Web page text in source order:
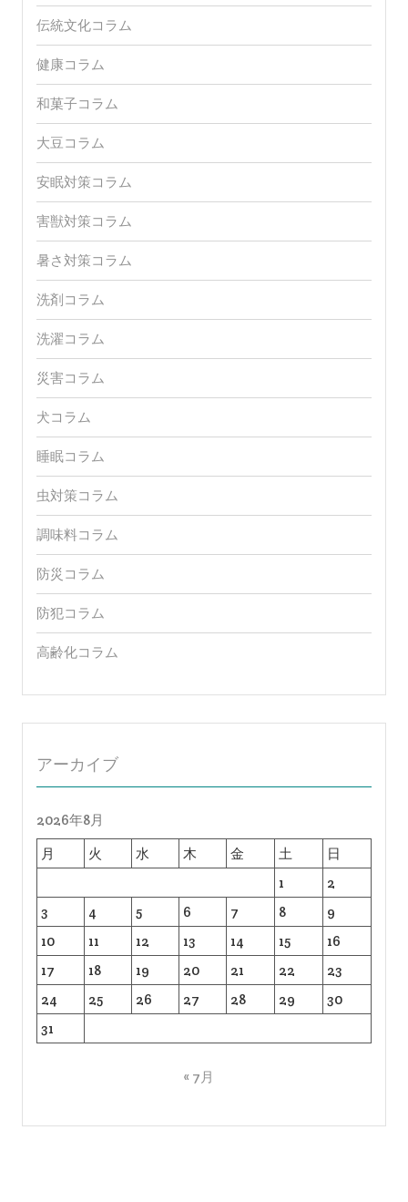
伝統文化コラム
健康コラム
和菓子コラム
大豆コラム
安眠対策コラム
害獣対策コラム
暑さ対策コラム
洗剤コラム
洗濯コラム
災害コラム
犬コラム
睡眠コラム
虫対策コラム
調味料コラム
防災コラム
防犯コラム
高齢化コラム
アーカイブ
2026年8月
月
火 水 木 金 土
日
1
2
3
4 5 6 7 8
9
10
11 12 13 14 15
16
17
18 19 20 21 22
23
24
25 26 27 28 29
30
31
« 7月